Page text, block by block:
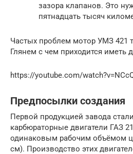
зазора клапанов. Это
пятнадцать тысяч
Частых проблем мотор УМЗ 421
Глянем с чем приходится иметь
https://youtube.com/
Предпосылки создания
Первой продукцией завода
карбюраторные двигатели ГАЗ
одинаковым рабочим объёмом
см). Производство этих